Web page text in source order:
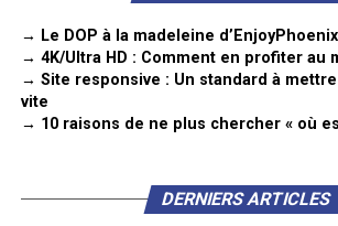
→ Le DOP à la madeleine
→ 4K/Ultra HD : Comment en profiter au
→ Site responsive : Un standard à
vite
→ 10 raisons de ne plus chercher « où
DERNIERS ARTICLES